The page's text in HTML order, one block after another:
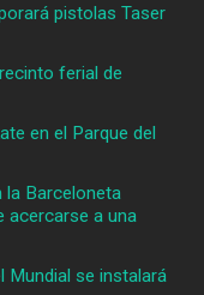
pistolas Taser
ferial de
en el Parque del
la Barceloneta
acercarse a una
Mundial se instalará